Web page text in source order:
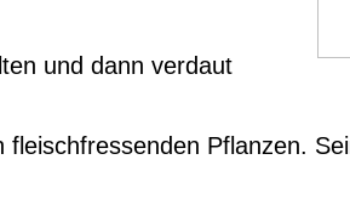
und dann verdaut
Pflanzen.